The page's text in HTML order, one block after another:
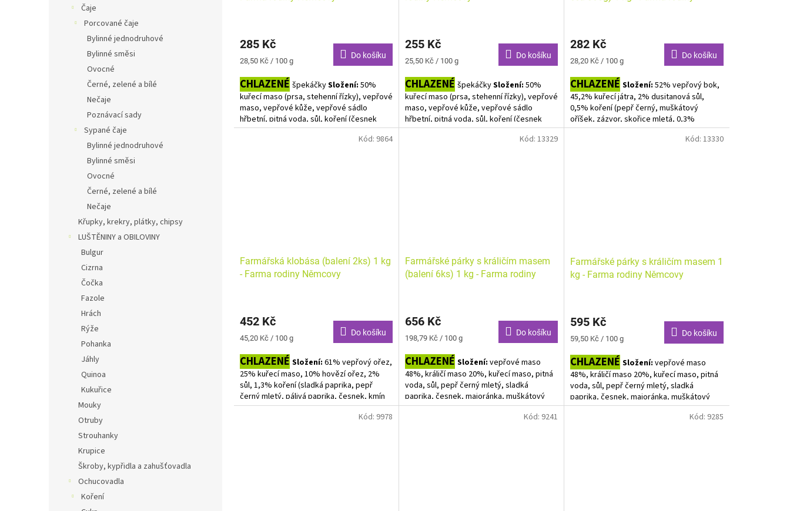
Čaje
Porcované čaje
Bylinné jednodruhové
Bylinné směsi
Ovocné
Černé, zelené a bílé
Nečaje
Poznávací sady
Sypané čaje
Bylinné jednodruhové
Bylinné směsi
Ovocné
Černé, zelené a bílé
Nečaje
Křupky, krekry, plátky, chipsy
LUŠTĚNINY a OBILOVINY
Bulgur
Cizrna
Čočka
Fazole
Hrách
Rýže
Pohanka
Jáhly
Quinoa
Kukuřice
Mouky
Otruby
Strouhanky
Krupice
Škroby, kypřidla a zahušťovadla
Ochucovadla
Koření
285 Kč
Měrná
28,50 Kč / 100 g
Do košíku
CHLAZENÉ špekáčkySložení: 50%
kuřecí maso (prsa, stehenní řízky), vepřové
maso, vepřové kůže, vepřové sádlo
hřbetní, pitná voda, sůl, koření (česnek
mletý, paprika sladká, hroznový cukr,
kyselina askorbová - vit. C, oleoresin
255 Kč
Měrná
25,50 Kč / 100 g
Do košíku
CHLAZENÉ špekáčkySložení: 50%
kuřecí maso (prsa, stehenní řízky), vepřové
maso, vepřové kůže, vepřové sádlo
hřbetní, pitná voda, sůl, koření (česnek
mletý, paprika sladká, hroznový cukr,
kyselina askorbová - vit. C, oleoresin
282 Kč
Měrná
28,20 Kč / 100 g
Do košíku
CHLAZENÉ Složení: 52% vepřový bok,
45,2% kuřecí játra, 2% dusitanová sůl,
0,5% koření (pepř černý, muškátový
oříšek, zázvor, skořice mletá, 0,3%
trifosforečnan draselný a sodný (E451)
Farmářská klobása (balení 2ks) 1 kg
- Farma rodiny Němcovy
452 Kč
Měrná
45,20 Kč / 100 g
Do košíku
CHLAZENÉ Složení: 61% vepřový ořez,
25% kuřecí maso, 10% hovězí ořez, 2%
sůl, 1,3% koření (sladká paprika, pepř
černý mletý, pálivá paprika, česnek, kmín
celý), 0,7% vepřové střívko. BEZ
Kód: 9864
Farmářské párky s králičím masem
(balení 6ks) 1 kg - Farma rodiny
656 Kč
Měrná
198,79 Kč / 100 g
Do košíku
CHLAZENÉ Složení: vepřové maso
48%, králičí maso 20%, kuřecí maso, pitná
voda, sůl, pepř černý mletý, sladká
paprika, česnek, majoránka, muškátový
oříšek, skopové střívko. BEZ RYCHLOSOLÍ
Kód: 13329
Farmářské párky s králičím masem 1
kg - Farma rodiny Němcovy
595 Kč
Měrná
59,50 Kč / 100 g
Do košíku
CHLAZENÉ Složení: vepřové maso
48%, králičí maso 20%, kuřecí maso, pitná
voda, sůl, pepř černý mletý, sladká
paprika, česnek, majoránka, muškátový
oříšek, skopové střívko. BEZ RYCHLOSOLÍ !!
Kód: 13330
Kód: 9978 Kód: 9241 Kód: 9285